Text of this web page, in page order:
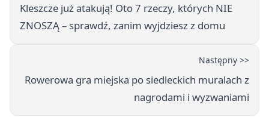
Kleszcze już atakują! Oto 7 rzeczy, których NIE
ZNOSZĄ – sprawdź, zanim wyjdziesz z domu
Następny >>
Rowerowa gra miejska po siedleckich muralach z
nagrodami i wyzwaniami